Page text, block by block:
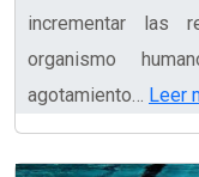
incrementar las
organismo
agotamiento… Leer